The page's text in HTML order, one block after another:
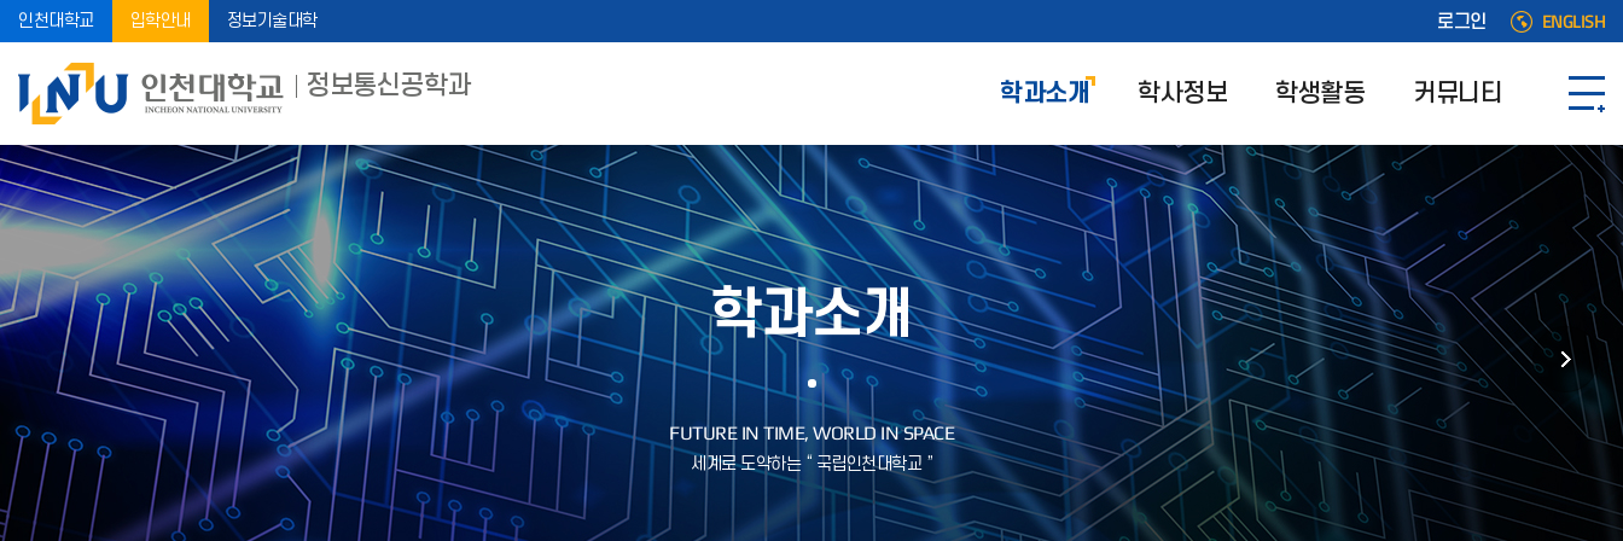
인천대학교 입학안내 정보기술대학 로그인 ENGLISH
정보통신공학과 학과소개 학사정보 학생활동 커뮤니티
학과소개